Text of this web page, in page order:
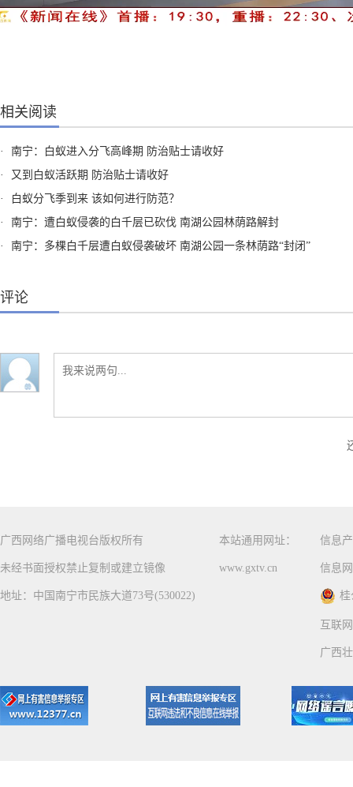
相关阅读
·
南宁：白蚁进入分飞高峰期 防治贴士请收好
·
又到白蚁活跃期 防治贴士请收好
·
白蚁分飞季到来 该如何进行防范？
·
南宁：遭白蚁侵袭的白千层已砍伐 南湖公园林荫路解封
·
南宁：多棵白千层遭白蚁侵袭破坏 南湖公园一条林荫路“封闭”
评论
广西网络广播电视台版权所有
未经书面授权禁止复制或建立镜像
地址：中国南宁市民族大道73号(530022)
本站通用网址：
www.gxtv.cn
信息
信息
桂
互联
广西